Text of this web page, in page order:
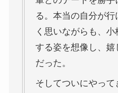
る。本当の自分が
く思いながらも、
する姿を想像し、
だった。
そしてついにやっ